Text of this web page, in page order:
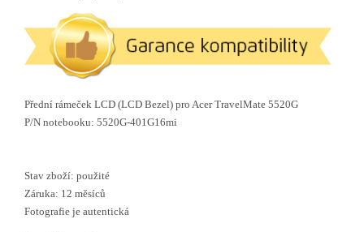
Přední rámeček LCD (LCD Bezel) pro Acer TravelMate 5520G
P/N notebooku: 5520G-401G16mi
Stav zboží: použité
Záruka: 12 měsíců
Fotografie je autentická